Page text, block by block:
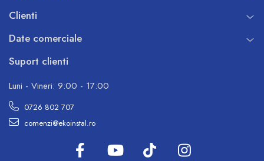
Clienti
Date comerciale
Suport clienti
Luni - Vineri: 9:00 - 17:00
0726 802 707
comenzi@ekoinstal.ro